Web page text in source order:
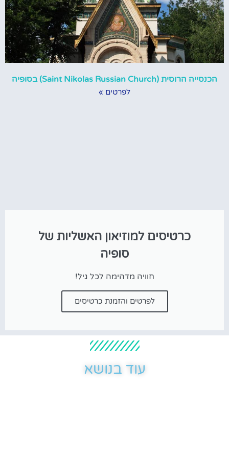
הכנסייה הרוסית (Saint Nikolas Russian Church) בסופיה
לפרטים »
כרטיסים למוזיאון האשליות של
סופיה
חוויה מדהימה לכל גיל!
לפרטים והזמנת כרטיסים
עוד בנושא